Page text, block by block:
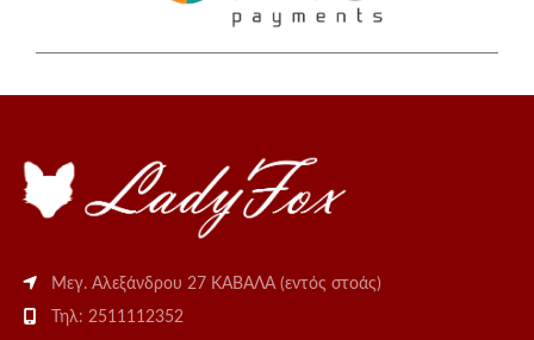
Μεγ. Αλεξάνδρου 27 ΚΑΒΑΛΑ (εντός στοάς)
Τηλ: 2511112352